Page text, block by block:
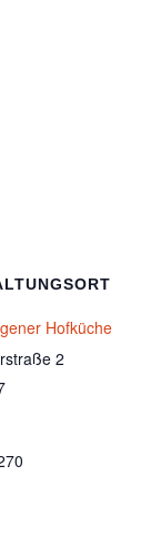
Hofküche
2